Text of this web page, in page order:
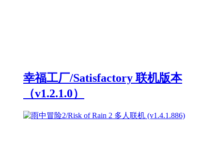
幸福工厂/Satisfactory 联机版本
（v1.2.1.0）